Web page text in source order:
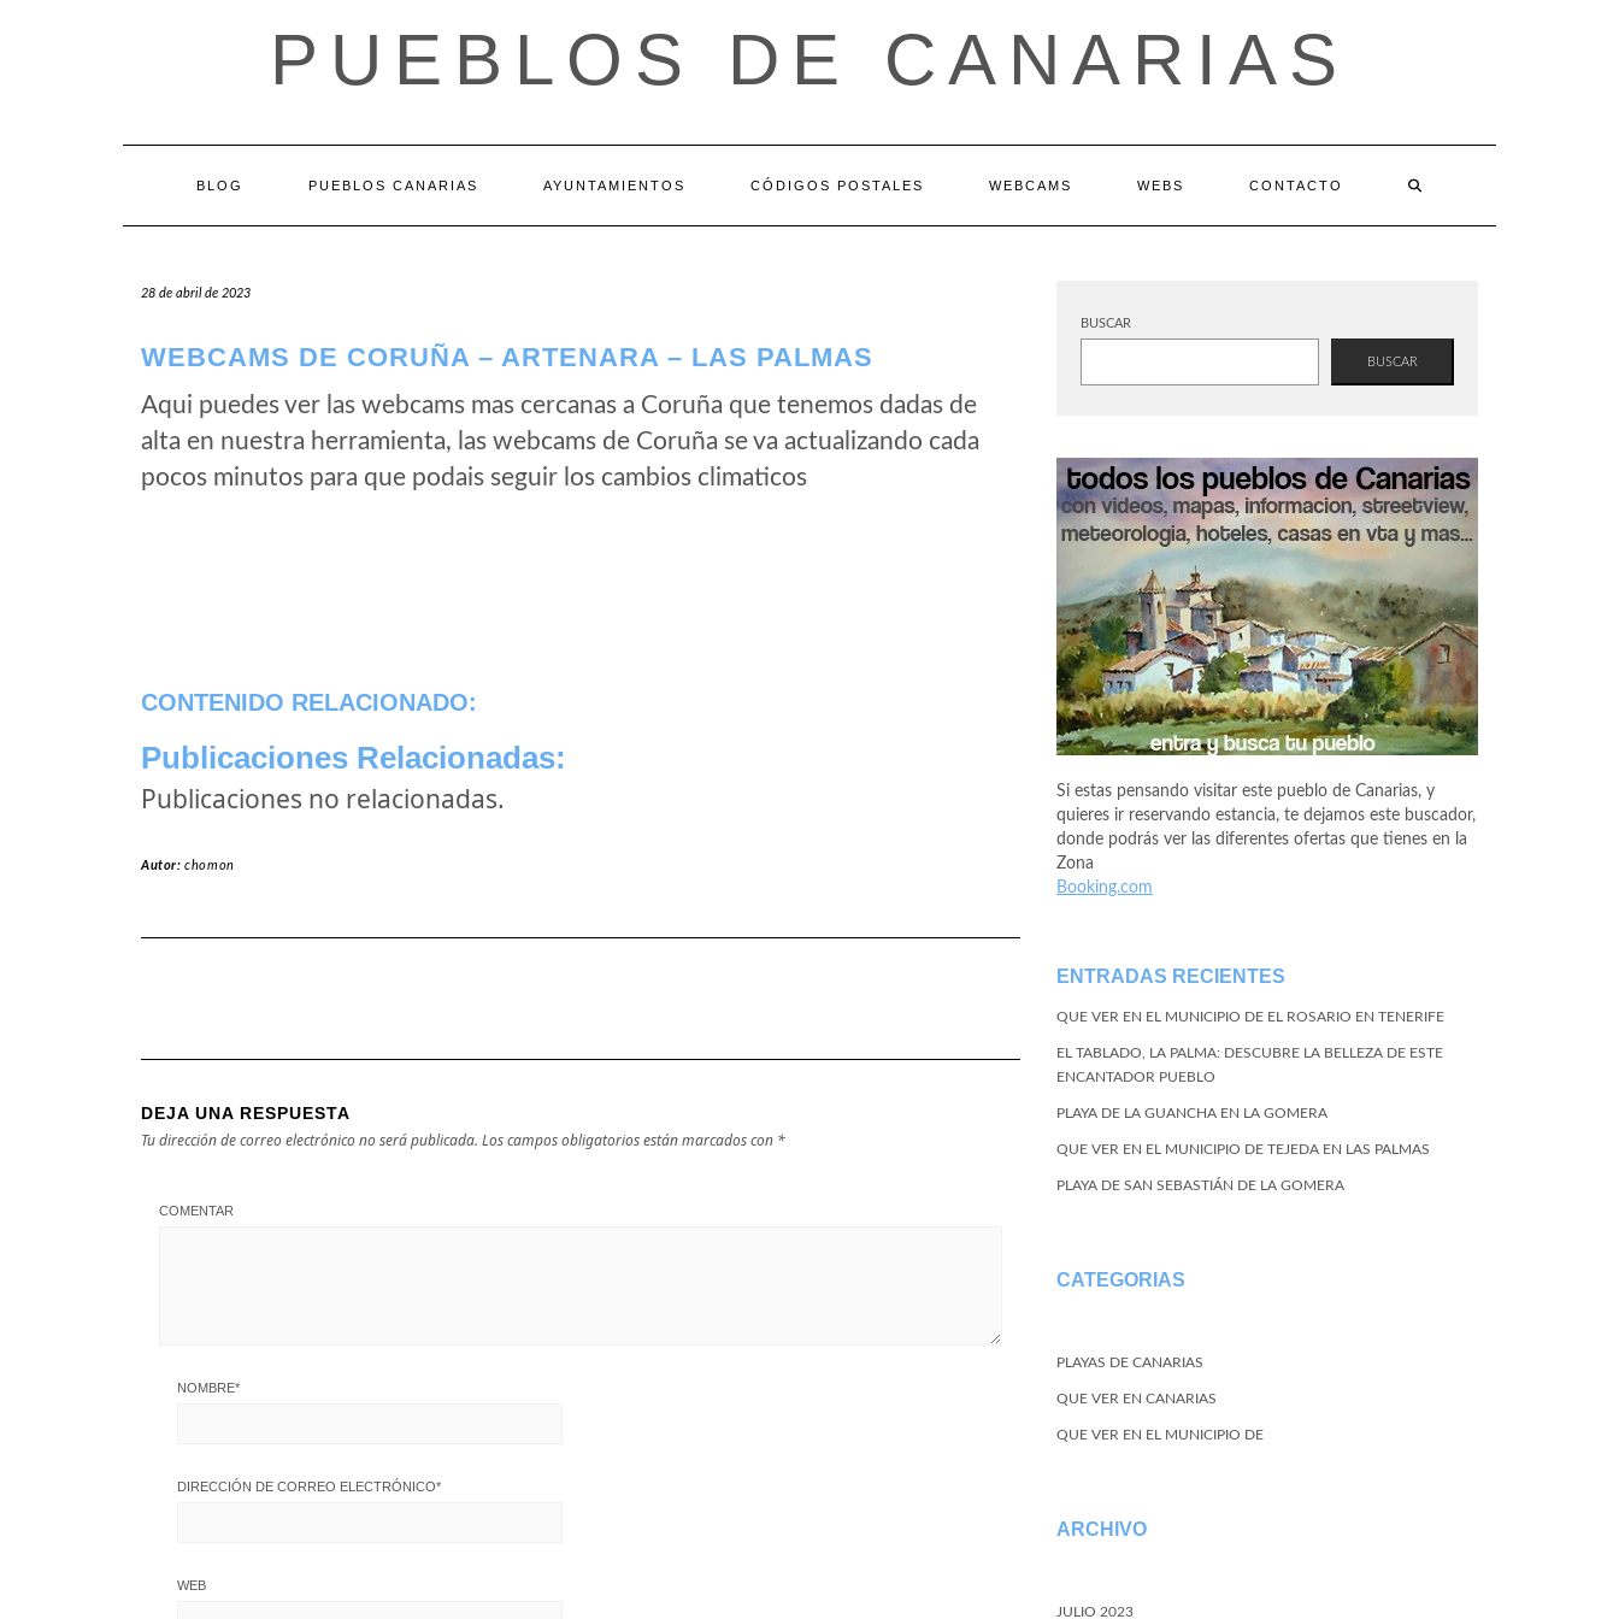
PUEBLOS DE CANARIAS
BLOG PUEBLOS CANARIAS AYUNTAMIENTOS CÓDIGOS POSTALES WEBCAMS WEBS CONTACTO
28 de abril de 2023
WEBCAMS DE CORUÑA – ARTENARA – LAS PALMAS
Aqui puedes ver las webcams mas cercanas a Coruña que tenemos dadas de
alta en nuestra herramienta, las webcams de Coruña se va actualizando cada
pocos minutos para que podais seguir los cambios climaticos
CONTENIDO RELACIONADO:
Publicaciones Relacionadas:
Publicaciones no relacionadas.
Autor:chomon
DEJA UNA RESPUESTA
Tu dirección de correo electrónico no será publicada. Los campos obligatorios están marcados con *
COMENTAR
NOMBRE*
DIRECCIÓN DE CORREO ELECTRÓNICO*
WEB
BUSCAR
BUSCAR
Si estas pensando visitar este pueblo de Canarias, y
quieres ir reservando estancia, te dejamos este buscador,
donde podrás ver las diferentes ofertas que tienes en la
Zona
Booking.com
ENTRADAS RECIENTES
QUE VER EN EL MUNICIPIO DE EL ROSARIO EN TENERIFE
EL TABLADO, LA PALMA: DESCUBRE LA BELLEZA DE ESTE
ENCANTADOR PUEBLO
PLAYA DE LA GUANCHA EN LA GOMERA
QUE VER EN EL MUNICIPIO DE TEJEDA EN LAS PALMAS
PLAYA DE SAN SEBASTIÁN DE LA GOMERA
CATEGORIAS
PLAYAS DE CANARIAS
QUE VER EN CANARIAS
QUE VER EN EL MUNICIPIO DE
ARCHIVO
JULIO 2023